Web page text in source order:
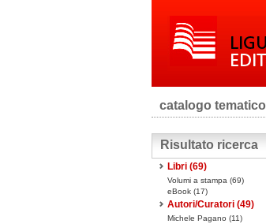
catalogo tematico
Risultato ricerca
Libri (69)
Volumi a stampa (69)
eBook (17)
Autori/Curatori (49)
Michele Pagano (11)